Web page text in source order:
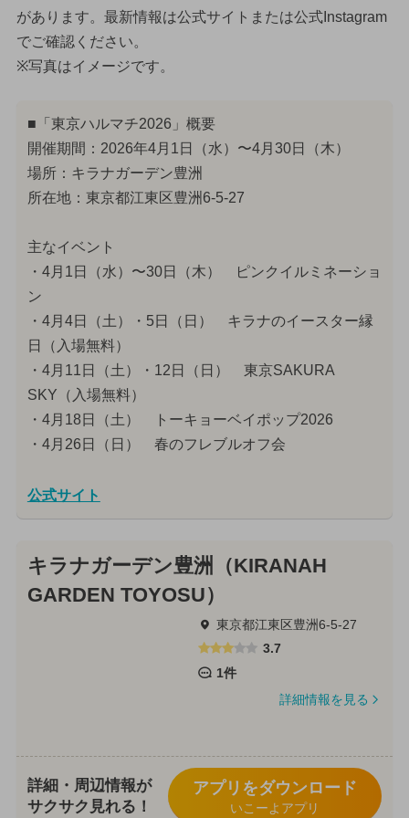
があります。最新情報は公式サイトまたは公式Instagram
でご確認ください。
※写真はイメージです。
■「東京ハルマチ2026」概要
開催期間：2026年4月1日（水）〜4月30日（木）
場所：キラナガーデン豊洲
所在地：東京都江東区豊洲6-5-27
主なイベント
・4月1日（水）〜30日（木） ピンクイルミネーショ
ン
・4月4日（土）・5日（日） キラナのイースター縁
日（入場無料）
・4月11日（土）・12日（日） 東京SAKURA
SKY（入場無料）
・4月18日（土） トーキョーベイポップ2026
・4月26日（日） 春のフレブルオフ会
公式サイト
キラナガーデン豊洲（KIRANAH
GARDEN TOYOSU）
東京都江東区豊洲6-5-27
3.7
1件
詳細情報を見る
詳細・周辺情報が
サクサク見れる！
アプリをダウンロード
いこーよアプリ